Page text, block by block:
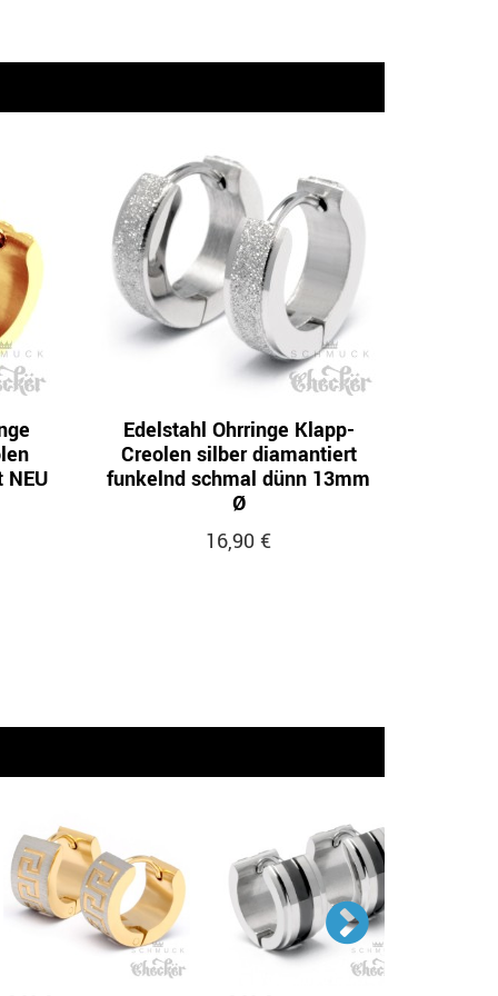
Edelstahl Ohrringe Klapp-
Creolen silber diamantiert
funkelnd schmal dünn 13mm
Ø
16,90 €